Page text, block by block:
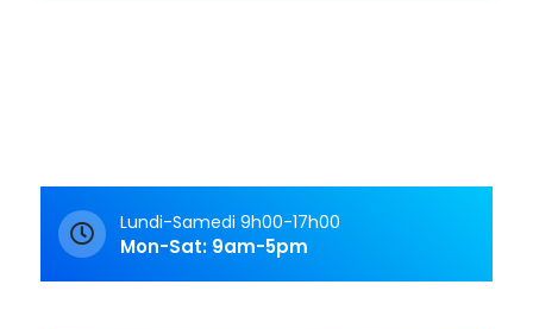
Lundi-Samedi 9h00-17h00
Mon-Sat: 9am-5pm